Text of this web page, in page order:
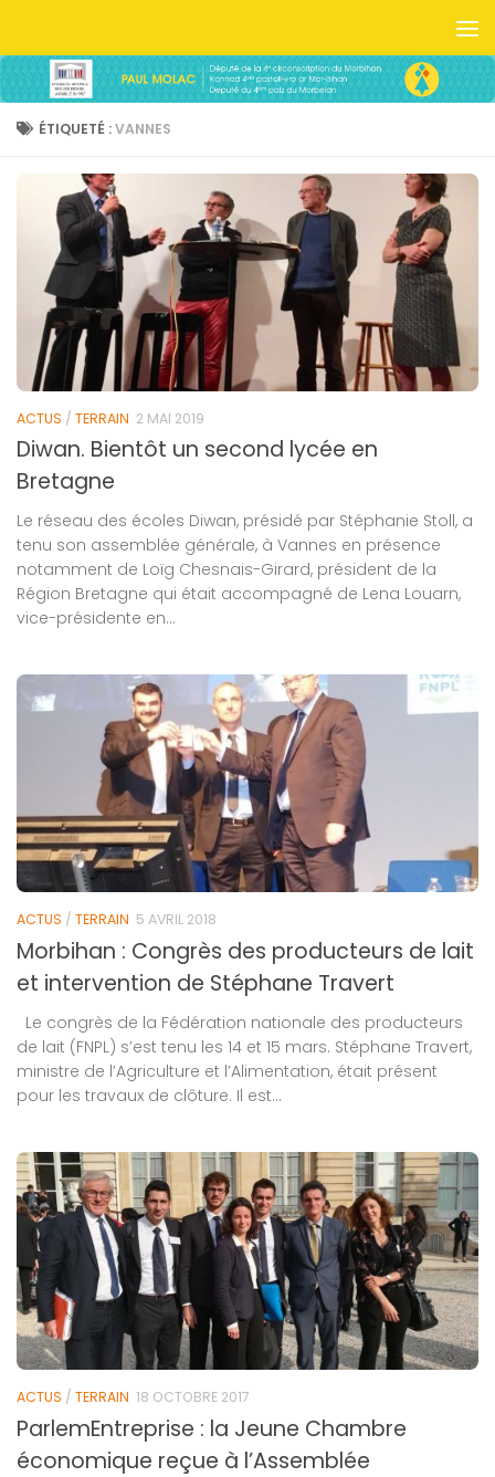
ÉTIQUETÉ :VANNES
ACTUS / TERRAIN 2 MAI 2019
Diwan. Bientôt un second lycée en
Bretagne
Le réseau des écoles Diwan, présidé par Stéphanie Stoll, a
tenu son assemblée générale, à Vannes en présence
notamment de Loïg Chesnais-Girard, président de la
Région Bretagne qui était accompagné de Lena Louarn,
vice-présidente en...
ACTUS / TERRAIN 5 AVRIL 2018
Morbihan : Congrès des producteurs de lait
et intervention de Stéphane Travert
Le congrès de la Fédération nationale des producteurs
de lait (FNPL) s’est tenu les 14 et 15 mars. Stéphane Travert,
ministre de l’Agriculture et l’Alimentation, était présent
pour les travaux de clôture. Il est...
ACTUS / TERRAIN 18 OCTOBRE 2017
ParlemEntreprise : la Jeune Chambre
économique reçue à l’Assemblée